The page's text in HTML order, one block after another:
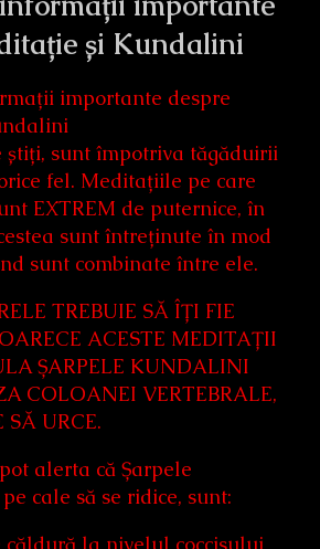
și Kundalini
importante despre
știți, sunt împotriva tăgăduirii
fel. Meditațiile pe care
EXTREM de puternice, în
sunt întreținute în mod
sunt combinate între ele.
TREBUIE SĂ ÎȚI FIE
ACESTE MEDITAȚII
ȘARPELE KUNDALINI
COLOANEI VERTEBRALE,
SĂ URCE.
alerta că Șarpele
cale să se ridice, sunt:
căldură la nivelul coccisului